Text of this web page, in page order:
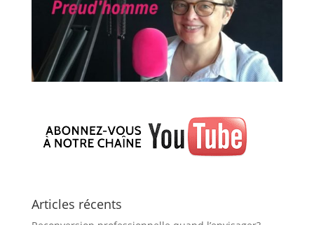
Articles récents